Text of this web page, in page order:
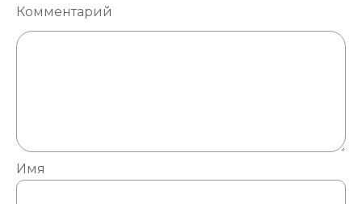
Комментарий
Имя